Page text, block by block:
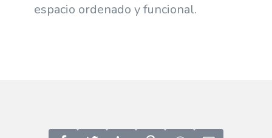
espacio ordenado y funcional.